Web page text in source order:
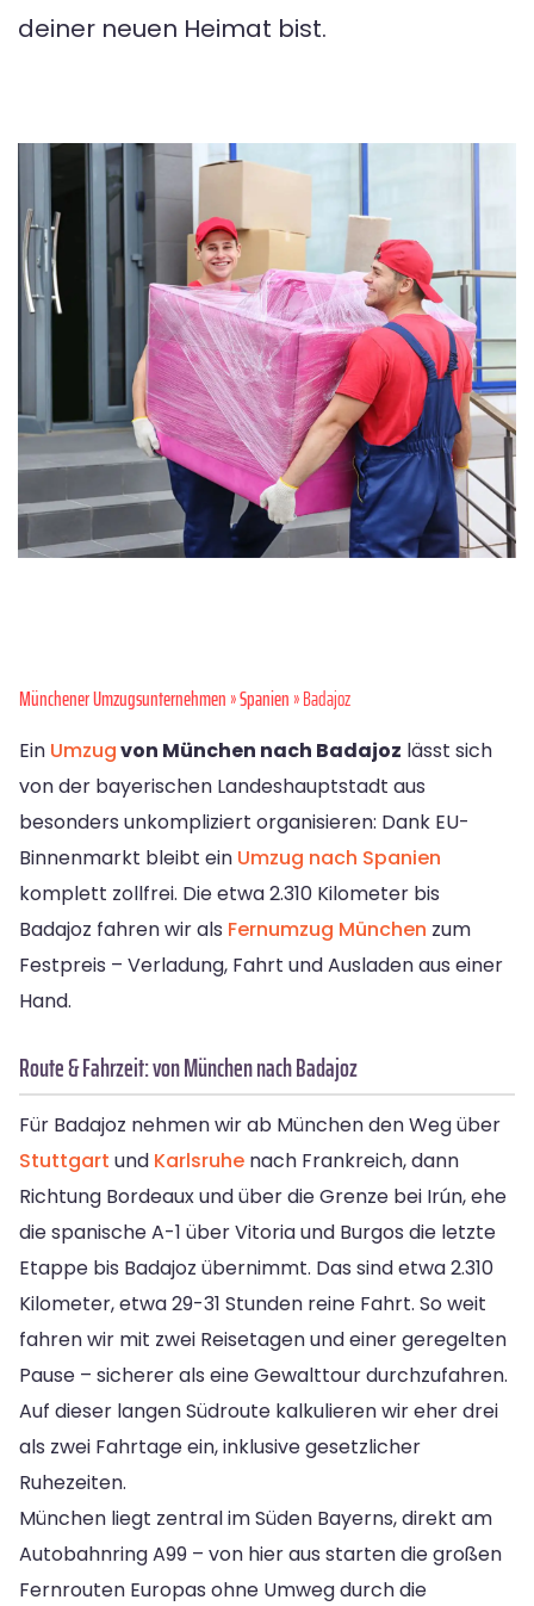
deiner neuen Heimat bist.
Münchener Umzugsunternehmen»Spanien» Badajoz
Ein Umzugvon München nach Badajoz lässt sich
von der bayerischen Landeshauptstadt aus
besonders unkompliziert organisieren: Dank EU-
Binnenmarkt bleibt ein Umzug nach Spanien
komplett zollfrei. Die etwa 2.310 Kilometer bis
Badajoz fahren wir als Fernumzug München zum
Festpreis – Verladung, Fahrt und Ausladen aus einer
Hand.
Route & Fahrzeit: von München nach Badajoz
Für Badajoz nehmen wir ab München den Weg über
Stuttgart und Karlsruhe nach Frankreich, dann
Richtung Bordeaux und über die Grenze bei Irún, ehe
die spanische A-1 über Vitoria und Burgos die letzte
Etappe bis Badajoz übernimmt. Das sind etwa 2.310
Kilometer, etwa 29-31 Stunden reine Fahrt. So weit
fahren wir mit zwei Reisetagen und einer geregelten
Pause – sicherer als eine Gewalttour durchzufahren.
Auf dieser langen Südroute kalkulieren wir eher drei
als zwei Fahrtage ein, inklusive gesetzlicher
Ruhezeiten.
München liegt zentral im Süden Bayerns, direkt am
Autobahnring A99 – von hier aus starten die großen
Fernrouten Europas ohne Umweg durch die